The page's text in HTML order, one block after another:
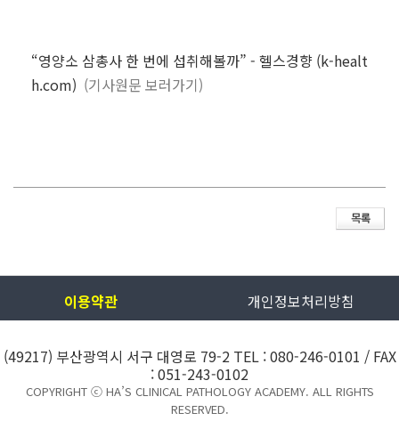
“영양소 삼총사 한 번에 섭취해볼까” - 헬스경향 (k-healt
h.com) (기사원문 보러가기)
이용약관 개인정보처리방침
(49217) 부산광역시 서구 대영로 79-2 TEL : 080-246-0101 / FAX
: 051-243-0102
COPYRIGHT ⓒ HA’S CLINICAL PATHOLOGY ACADEMY. ALL RIGHTS
RESERVED.